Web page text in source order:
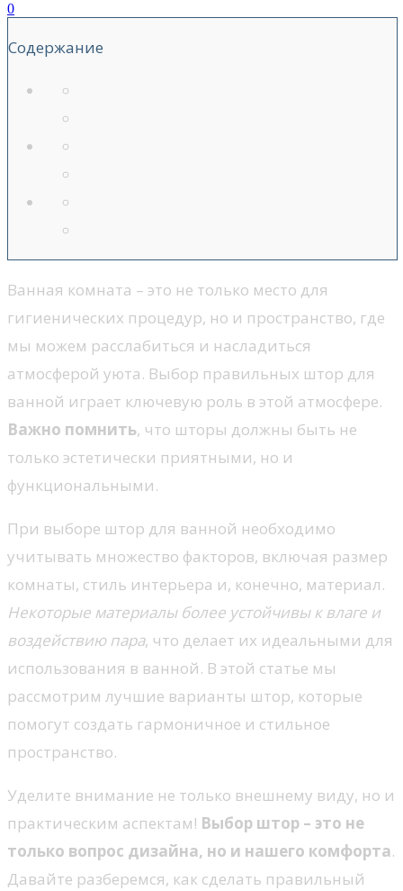
0
Содержание
Ванная комната – это не только место для
гигиенических процедур, но и пространство, где
мы можем расслабиться и насладиться
атмосферой уюта. Выбор правильных штор для
ванной играет ключевую роль в этой атмосфере.
Важно помнить, что шторы должны быть не
только эстетически приятными, но и
функциональными.
При выборе штор для ванной необходимо
учитывать множество факторов, включая размер
комнаты, стиль интерьера и, конечно, материал.
Некоторые материалы более устойчивы к влаге и
воздействию пара, что делает их идеальными для
использования в ванной. В этой статье мы
рассмотрим лучшие варианты штор, которые
помогут создать гармоничное и стильное
пространство.
Уделите внимание не только внешнему виду, но и
практическим аспектам! Выбор штор – это не
только вопрос дизайна, но и нашего комфорта.
Давайте разберемся, как сделать правильный